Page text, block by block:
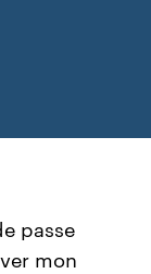
passe
mon